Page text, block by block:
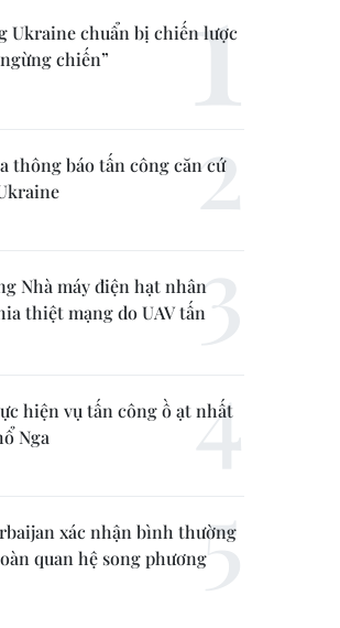
Ukraine chuẩn bị chiến lược
chiến”
thông báo tấn công căn cứ
Nhà máy điện hạt nhân
thiệt mạng do UAV tấn
hiện vụ tấn công ồ ạt nhất
Nga
xác nhận bình thường
quan hệ song phương